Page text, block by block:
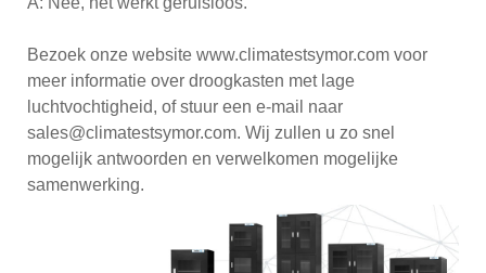
Bezoek onze website www.climatestsymor.com voor
meer informatie over droogkasten met lage
luchtvochtigheid, of stuur een e-mail naar
sales@climatestsymor.com. Wij zullen u zo snel
mogelijk antwoorden en verwelkomen mogelijke
samenwerking.